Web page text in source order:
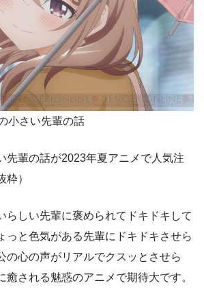
小さい先輩の話
先輩の話が2023年夏アニメで人気注
粋）
らしい先輩に褒められてドキドキして
っと色気がある先輩にドキドキさせら
の心の声がリアルでクスッとさせら
癒される魅惑のアニメで期待大です。